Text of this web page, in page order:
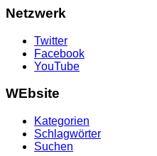
Netzwerk
Twitter
Facebook
YouTube
WEbsite
Kategorien
Schlagwörter
Suchen